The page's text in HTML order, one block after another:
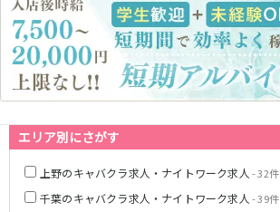
エリア別にさがす
上野のキャバクラ求人・ナイトワーク求人 - 32件
千葉のキャバクラ求人・ナイトワーク求人 - 39件
東所沢駅
新三郷駅
吉川駅
三郷駅
越谷レイクタウン駅
東京メトロ東西線
中野駅
浦安駅
葛西駅
西葛西駅
門前仲町駅
南行徳駅
高田馬場駅